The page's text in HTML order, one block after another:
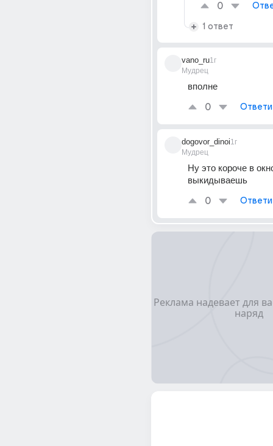
0
1 ответ
vano_ru
Мудрец
1г
вполне
0
dogovor_dinoi
Мудрец
1г
Ну это короче в
выкидываешь
0